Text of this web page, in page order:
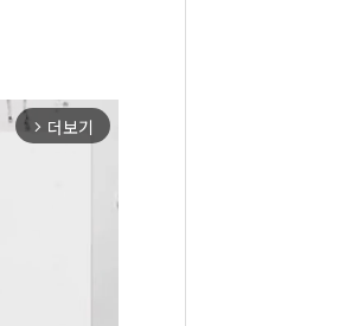
arrow_forward_ios 더보기